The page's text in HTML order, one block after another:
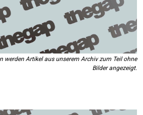
werden Artikel aus unserem Archiv zum Teil ohne
Bilder angezeigt.